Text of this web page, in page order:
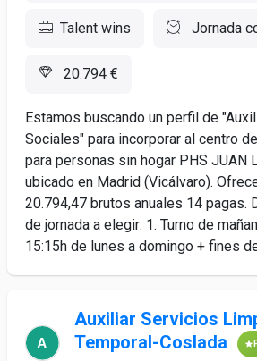
Talent wins Jornada
20.794 €
Estamos buscando un perfil de
Sociales" para incorporar al centro
para personas sin hogar PHS JUAN
ubicado en Madrid (Vicálvaro).
20.794,47 brutos anuales 14 pagas.
de jornada a elegir: 1. Turno de
15:15h de lunes a domingo + fines
Auxiliar Servicios
Temporal-Coslada